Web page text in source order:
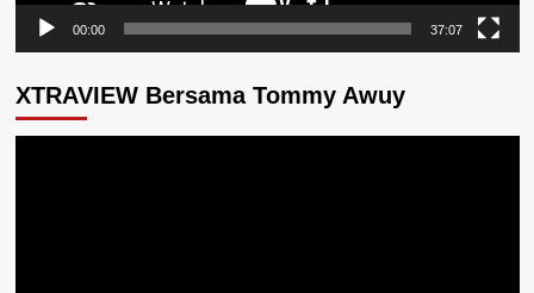
00:00 37:07
XTRAVIEW Bersama Tommy Awuy